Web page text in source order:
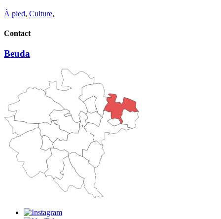
À pied, Culture,
Contact
Beuda